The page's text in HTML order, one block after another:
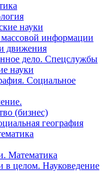
науки
массовой информации
движения
дело. Спецслужбы
науки
Социальное
(бизнес)
география
Математика
в целом. Науковедение